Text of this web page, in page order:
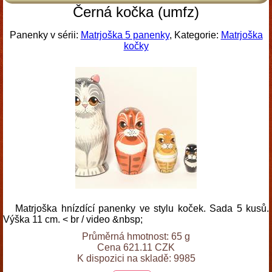
Černá kočka (umfz)
Panenky v sérii: Matrjoška 5 panenky, Kategorie: Matrjoška
kočky
Matrjoška hnízdící panenky ve stylu koček. Sada 5 kusů.
Výška 11 cm. < br / video &nbsp;
Průměrná hmotnost: 65 g
Cena 621.11 CZK
K dispozici na skladě: 9985